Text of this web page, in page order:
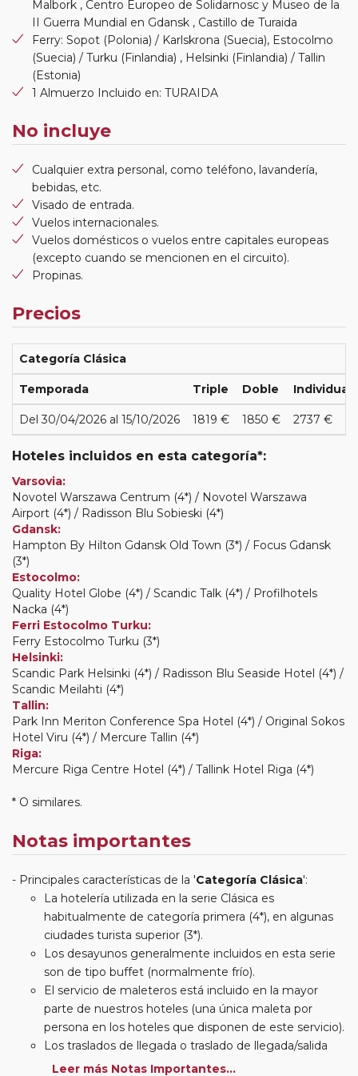
Malbork , Centro Europeo de Solidarnosc y Museo de la
II Guerra Mundial en Gdansk , Castillo de Turaida
Ferry: Sopot (Polonia) / Karlskrona (Suecia), Estocolmo
(Suecia) / Turku (Finlandia) , Helsinki (Finlandia) / Tallin
(Estonia)
1 Almuerzo Incluido en: TURAIDA
No incluye
Cualquier extra personal, como teléfono, lavandería,
bebidas, etc.
Visado de entrada.
Vuelos internacionales.
Vuelos domésticos o vuelos entre capitales europeas
(excepto cuando se mencionen en el circuito).
Propinas.
Precios
Categoría Clásica
Temporada Triple Doble Individual
Del 30/04/2026 al 15/10/2026 1819 € 1850 € 2737 €
Hoteles incluidos en esta categoría*:
Varsovia:
Novotel Warszawa Centrum (4*) / Novotel Warszawa
Airport (4*) / Radisson Blu Sobieski (4*)
Gdansk:
Hampton By Hilton Gdansk Old Town (3*) / Focus Gdansk
(3*)
Estocolmo:
Quality Hotel Globe (4*) / Scandic Talk (4*) / Profilhotels
Nacka (4*)
Ferri Estocolmo Turku:
Ferry Estocolmo Turku (3*)
Helsinki:
Scandic Park Helsinki (4*) / Radisson Blu Seaside Hotel (4*) /
Scandic Meilahti (4*)
Tallin:
Park Inn Meriton Conference Spa Hotel (4*) / Original Sokos
Hotel Viru (4*) / Mercure Tallin (4*)
Riga:
Mercure Riga Centre Hotel (4*) / Tallink Hotel Riga (4*)
* O similares.
Notas importantes
Principales características de la 'Categoría Clásica':
La hotelería utilizada en la serie Clásica es
habitualmente de categoría primera (4*), en algunas
ciudades turista superior (3*).
Los desayunos generalmente incluidos en esta serie
son de tipo buffet (normalmente frío).
El servicio de maleteros está incluido en la mayor
parte de nuestros hoteles (una única maleta por
persona en los hoteles que disponen de este servicio).
Los traslados de llegada o traslado de llegada/salida
estarán incluidos según itinerario.
Leer más Notas Importantes...